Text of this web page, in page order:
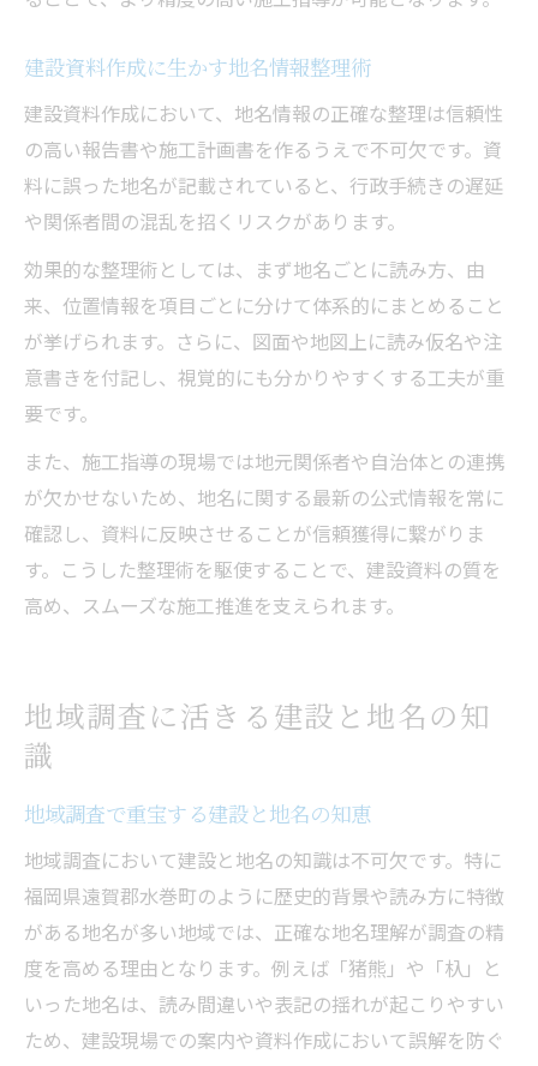
建設資料作成に生かす地名情報整理術
建設資料作成において、地名情報の正確な整理は信頼性
の高い報告書や施工計画書を作るうえで不可欠です。資
料に誤った地名が記載されていると、行政手続きの遅延
や関係者間の混乱を招くリスクがあります。
効果的な整理術としては、まず地名ごとに読み方、由
来、位置情報を項目ごとに分けて体系的にまとめること
が挙げられます。さらに、図面や地図上に読み仮名や注
意書きを付記し、視覚的にも分かりやすくする工夫が重
要です。
また、施工指導の現場では地元関係者や自治体との連携
が欠かせないため、地名に関する最新の公式情報を常に
確認し、資料に反映させることが信頼獲得に繋がりま
す。こうした整理術を駆使することで、建設資料の質を
高め、スムーズな施工推進を支えられます。
地域調査に活きる建設と地名の知
識
地域調査で重宝する建設と地名の知恵
地域調査において建設と地名の知識は不可欠です。特に
福岡県遠賀郡水巻町のように歴史的背景や読み方に特徴
がある地名が多い地域では、正確な地名理解が調査の精
度を高める理由となります。例えば「猪熊」や「杁」と
いった地名は、読み間違いや表記の揺れが起こりやすい
ため、建設現場での案内や資料作成において誤解を防ぐ